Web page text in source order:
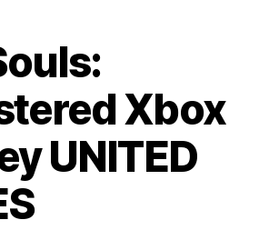
Xbox
UNITED